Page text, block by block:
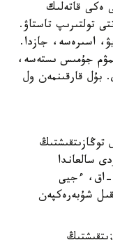
ەكى قاتەلىك
تولتىرىپ تاستاۋ.
اسىرەسە، جازدا.
جۇمىس ىستەسە،
بۇل قارقىنمەن ول
سالعاندا
اق، ءجيى
شۇبەرەكپەن